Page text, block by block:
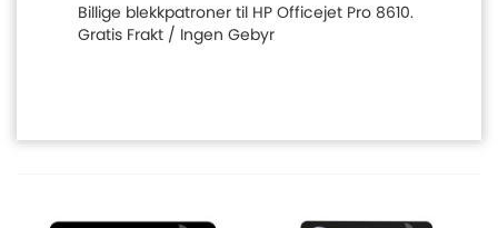
Billige blekkpatroner til HP Officejet Pro 8610.
Gratis Frakt / Ingen Gebyr